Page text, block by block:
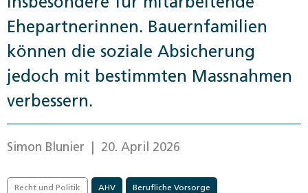
Ehepartnerinnen. Bauernfamilien
können die soziale Absicherung
jedoch mit bestimmten Massnahmen
verbessern.
Simon Blunier | 20. April 2026
Recht und Politik AHV Berufliche Vorsorge